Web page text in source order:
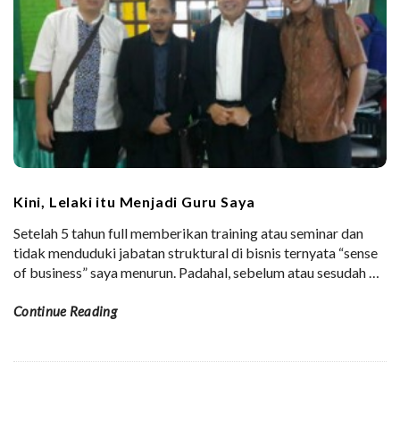
Kini, Lelaki itu Menjadi Guru Saya
Setelah 5 tahun full memberikan training atau seminar dan
tidak menduduki jabatan struktural di bisnis ternyata “sense
of business” saya menurun. Padahal, sebelum atau sesudah…
Continue Reading